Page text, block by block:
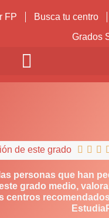
FP Busca tu centro
Grados
de este grado   
personas que han
grado medio,
centros